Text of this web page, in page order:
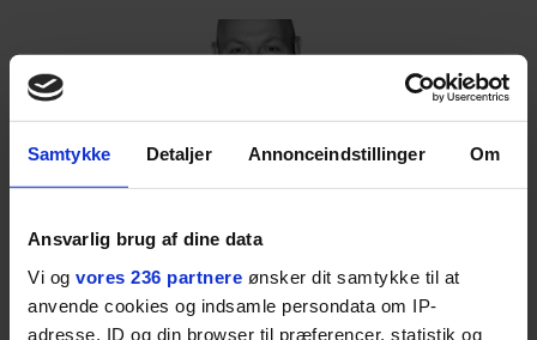
Samtykke Detaljer Annonceindstillinger Om
Ansvarlig brug af dine data
Vi og vores 236 partnere ønsker dit samtykke til at
anvende cookies og indsamle persondata om IP-
adresse, ID og din browser til præferencer, statistik og
Her er Jonas Schmidts